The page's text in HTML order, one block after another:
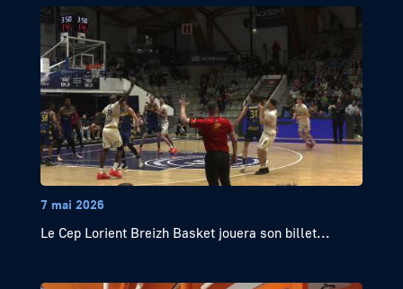
7 mai 2026
Le Cep Lorient Breizh Basket jouera son billet...